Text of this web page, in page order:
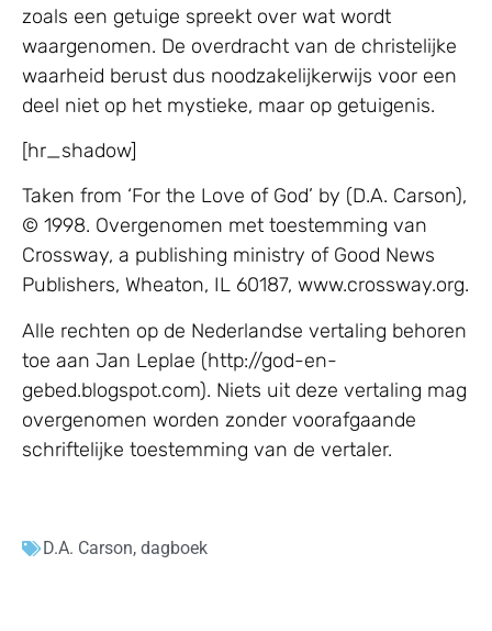
zoals een getuige spreekt over wat wordt
waargenomen. De overdracht van de christelijke
waarheid berust dus noodzakelijkerwijs voor een
deel niet op het mystieke, maar op getuigenis.
[hr_shadow]
Taken from ‘For the Love of God’ by (D.A. Carson),
© 1998. Overgenomen met toestemming van
Crossway, a publishing ministry of Good News
Publishers, Wheaton, IL 60187, www.crossway.org.
Alle rechten op de Nederlandse vertaling behoren
toe aan Jan Leplae (http://god-en-
gebed.blogspot.com). Niets uit deze vertaling mag
overgenomen worden zonder voorafgaande
schriftelijke toestemming van de vertaler.
D.A. Carson, dagboek